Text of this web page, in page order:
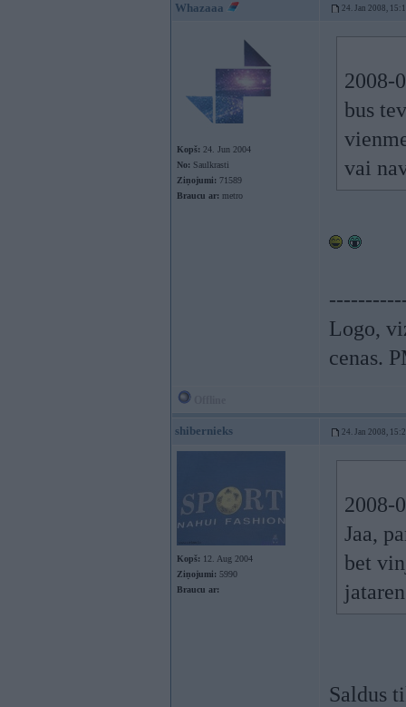
Whazaaa 24. Jan 2008,
Kopš: 24. Jun 2004
No: Saulkrasti
Ziņojumi: 71589
Braucu ar: metro
2008-
bus
vai
Logo,
cenas.
shibernieks 24. Jan 2008,
Kopš: 12. Aug 2004
Ziņojumi: 5990
Braucu ar:
2008-
Jaa,
bet
Saldus